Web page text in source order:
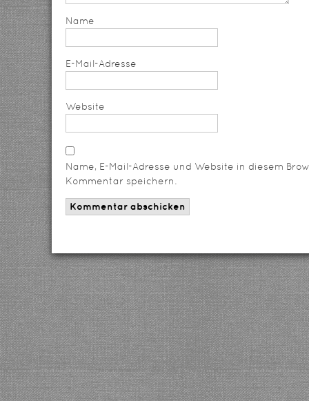
Name
E-Mail-Adresse
Website
Name, E-Mail-Adresse und Website in diesem
Kommentar speichern.